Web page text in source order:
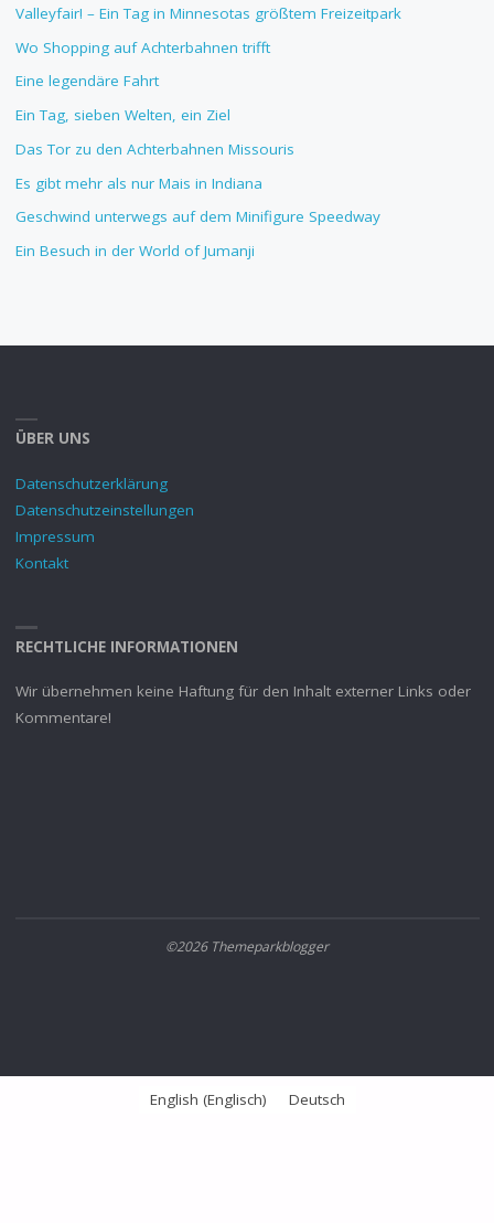
Valleyfair! – Ein Tag in Minnesotas größtem Freizeitpark
Wo Shopping auf Achterbahnen trifft
Eine legendäre Fahrt
Ein Tag, sieben Welten, ein Ziel
Das Tor zu den Achterbahnen Missouris
Es gibt mehr als nur Mais in Indiana
Geschwind unterwegs auf dem Minifigure Speedway
Ein Besuch in der World of Jumanji
ÜBER UNS
Datenschutzerklärung
Datenschutzeinstellungen
Impressum
Kontakt
RECHTLICHE INFORMATIONEN
Wir übernehmen keine Haftung für den Inhalt externer Links oder
Kommentare!
©2026 Themeparkblogger
English (Englisch) Deutsch